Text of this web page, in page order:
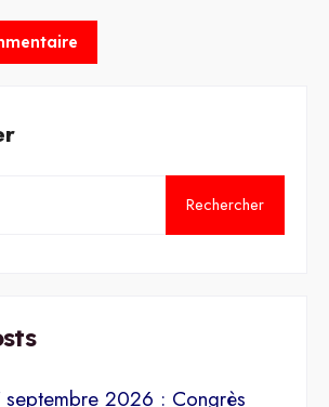
Rechercher
2026 : Congrès